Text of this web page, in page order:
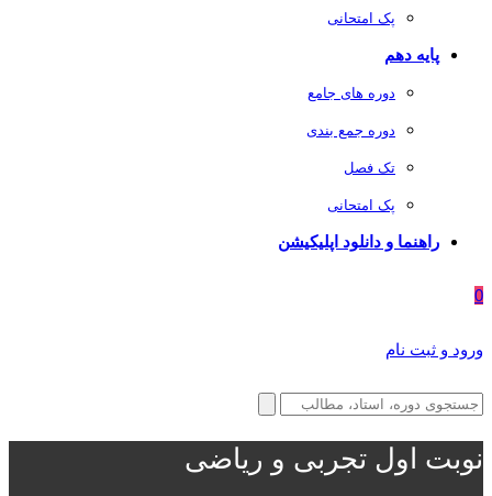
پک امتحانی
پایه دهم
دوره های جامع
دوره جمع بندی
تک فصل
پک امتحانی
راهنما و دانلود اپلیکیشن
0
ورود و ثبت نام
نوبت اول تجربی و ریاضی